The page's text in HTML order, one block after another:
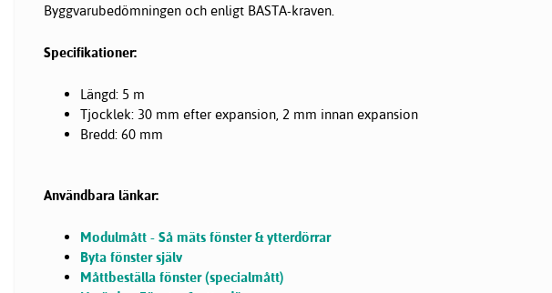
Byggvarubedömningen och enligt BASTA-kraven.
Specifikationer:
Längd: 5 m
Tjocklek: 30 mm efter expansion, 2 mm innan expansion
Bredd: 60 mm
Användbara länkar:
Modulmått - Så mäts fönster & ytterdörrar
Byta fönster själv
Måttbeställa fönster (specialmått)